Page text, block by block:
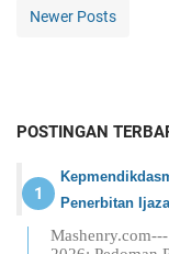
Newer Posts
POSTINGAN
Penerbitan